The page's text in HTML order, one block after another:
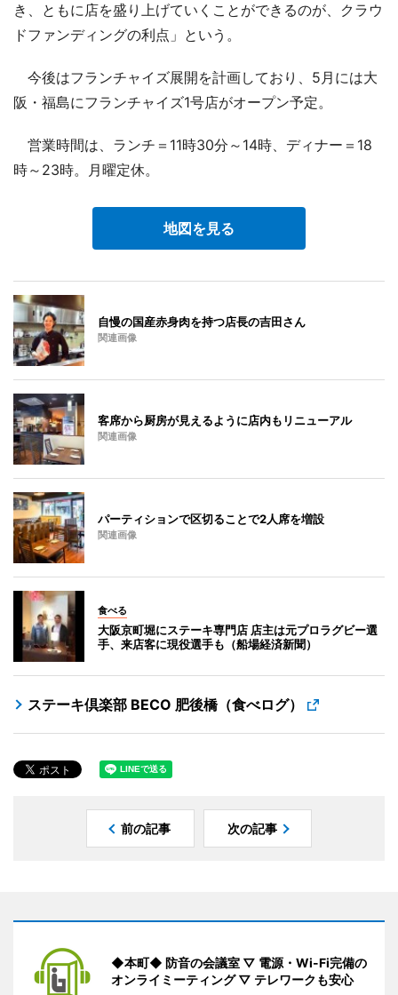
き、ともに店を盛り上げていくことができるのが、クラウ
ドファンディングの利点」という。
今後はフランチャイズ展開を計画しており、5月には大
阪・福島にフランチャイズ1号店がオープン予定。
営業時間は、ランチ＝11時30分～14時、ディナー＝18
時～23時。月曜定休。
地図を見る
自慢の国産赤身肉を持つ店長の吉田さん
関連画像
客席から厨房が見えるように店内もリニューアル
関連画像
パーティションで区切ることで2人席を増設
関連画像
食べる
大阪京町堀にステーキ専門店 店主は元プロラグビー選
手、来店客に現役選手も（船場経済新聞）
ステーキ倶楽部 BECO 肥後橋（食べログ）
前の記事 次の記事
◆本町◆ 防音の会議室 ▽ 電源・Wi-Fi完備の
オンライミーティング ▽ テレワークも安心